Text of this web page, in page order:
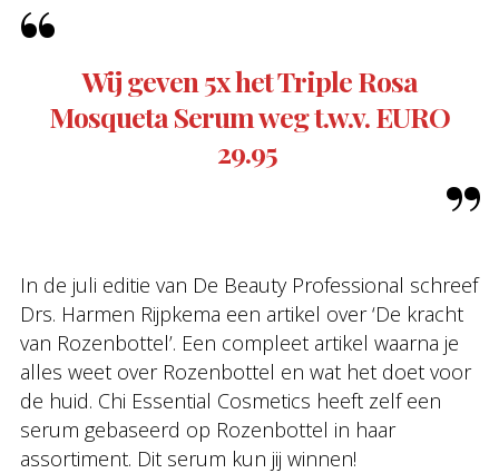
Wij geven 5x het Triple Rosa
Mosqueta Serum weg t.w.v. EURO
29.95
In de juli editie van De Beauty Professional schreef
Drs. Harmen Rijpkema een artikel over ‘De kracht
van Rozenbottel’. Een compleet artikel waarna je
alles weet over Rozenbottel en wat het doet voor
de huid. Chi Essential Cosmetics heeft zelf een
serum gebaseerd op Rozenbottel in haar
assortiment. Dit serum kun jij winnen!